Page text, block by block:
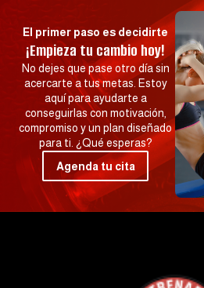
El primer paso es decidirte
¡Empieza tu cambio hoy!
No dejes que pase otro día sin
acercarte a tus metas. Estoy
aquí para ayudarte a
conseguirlas con motivación,
compromiso y un plan diseñado
para ti. ¿Qué esperas?
Agenda tu cita